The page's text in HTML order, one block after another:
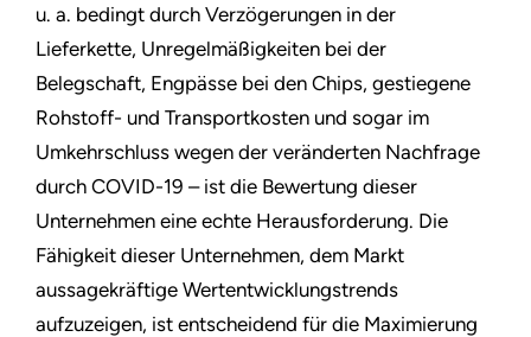
u. a. bedingt durch Verzögerungen in der
Lieferkette, Unregelmäßigkeiten bei der
Belegschaft, Engpässe bei den Chips, gestiegene
Rohstoff- und Transportkosten und sogar im
Umkehrschluss wegen der veränderten Nachfrage
durch COVID-19 – ist die Bewertung dieser
Unternehmen eine echte Herausforderung. Die
Fähigkeit dieser Unternehmen, dem Markt
aussagekräftige Wertentwicklungstrends
aufzuzeigen, ist entscheidend für die Maximierung